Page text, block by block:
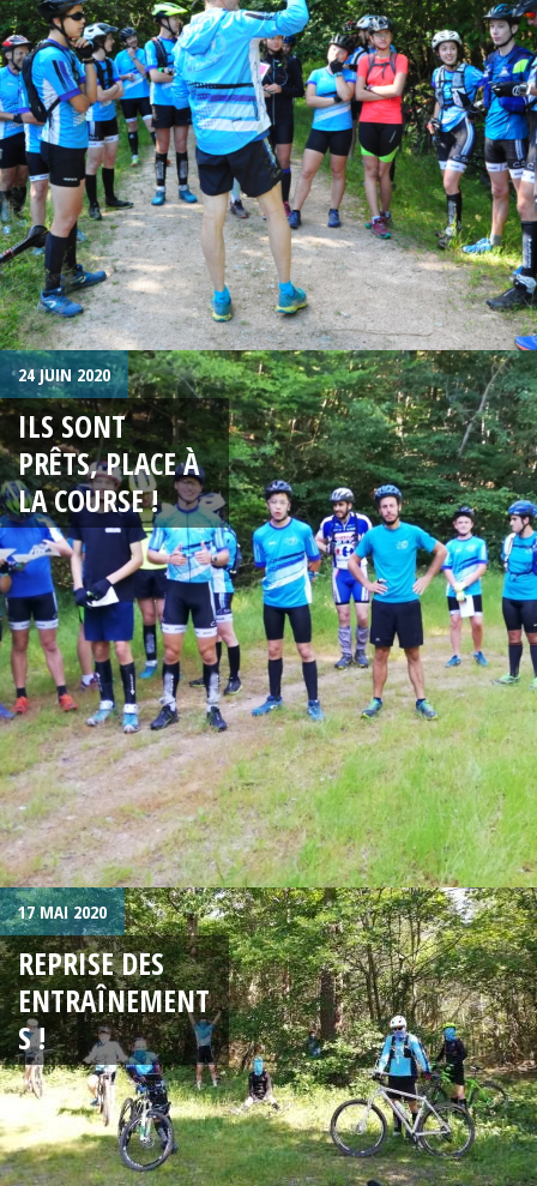
24 JUIN 2020
ILS SONT
PRÊTS, PLACE À
LA COURSE !
17 MAI 2020
REPRISE DES
ENTRAÎNEMENT
S !